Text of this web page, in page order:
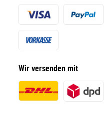
Wir versenden mit